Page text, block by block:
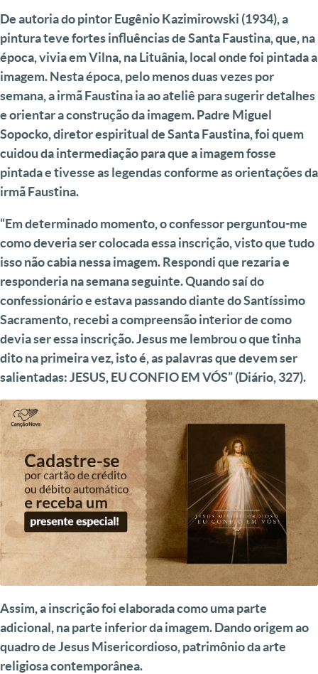
De autoria do pintor Eugênio Kazimirowski (1934), a
pintura teve fortes influências de Santa Faustina, que, na
época, vivia em Vilna, na Lituânia, local onde foi pintada a
imagem. Nesta época, pelo menos duas vezes por
semana, a irmã Faustina ia ao ateliê para sugerir detalhes
e orientar a construção da imagem. Padre Miguel
Sopocko, diretor espiritual de Santa Faustina, foi quem
cuidou da intermediação para que a imagem fosse
pintada e tivesse as legendas conforme as orientações da
irmã Faustina.
“Em determinado momento, o confessor perguntou-me
como deveria ser colocada essa inscrição, visto que tudo
isso não cabia nessa imagem. Respondi que rezaria e
responderia na semana seguinte. Quando saí do
confessionário e estava passando diante do Santíssimo
Sacramento, recebi a compreensão interior de como
devia ser essa inscrição. Jesus me lembrou o que tinha
dito na primeira vez, isto é, as palavras que devem ser
salientadas: JESUS, EU CONFIO EM VÓS” (Diário, 327).
Assim, a inscrição foi elaborada como uma parte
adicional, na parte inferior da imagem. Dando origem ao
quadro de Jesus Misericordioso, patrimônio da arte
religiosa contemporânea.